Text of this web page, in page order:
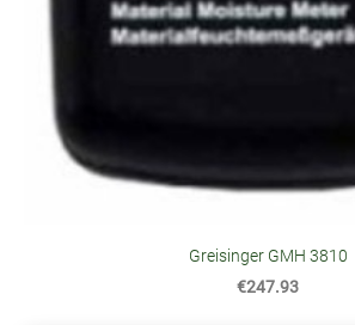
Greisinger GMH 3810
€247.93